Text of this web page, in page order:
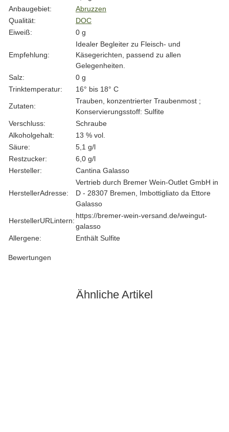
Anbaugebiet:
Abruzzen
Qualität:
DOC
Eiweiß:
0 g
Empfehlung:
Idealer Begleiter zu Fleisch- und
Käsegerichten, passend zu allen
Gelegenheiten.
Salz:
0 g
Trinktemperatur:
16° bis 18° C
Zutaten:
Trauben, konzentrierter Traubenmost ;
Konservierungsstoff: Sulfite
Verschluss:
Schraube
Alkoholgehalt:
13 % vol.
Säure:
5,1 g/l
Restzucker:
6,0 g/l
Hersteller:
Cantina Galasso
HerstellerAdresse:
Vertrieb durch Bremer Wein-Outlet GmbH in
D - 28307 Bremen, Imbottigliato da Ettore
Galasso
HerstellerURLintern:
https://bremer-wein-versand.de/weingut-
galasso
Allergene:
Enthält Sulfite
Bewertungen
Ähnliche Artikel